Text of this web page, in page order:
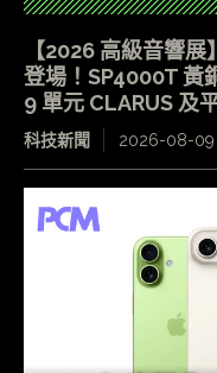
【2026 高級音響
登場！SP4000T 黃
9 單元 CLARUS 及
科技新聞 2026-08-09